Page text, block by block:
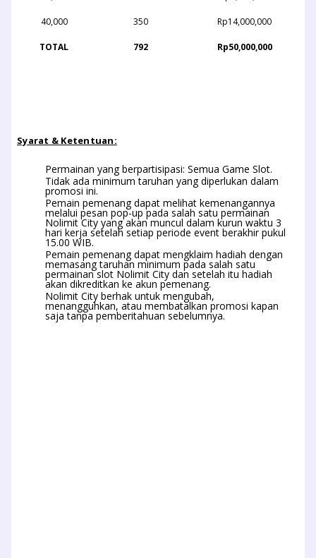
40,000 350 Rp14,000,000
TOTAL 792 Rp50,000,000
Syarat & Ketentuan:
Permainan yang berpartisipasi: Semua Game Slot.
Tidak ada minimum taruhan yang diperlukan dalam
promosi ini.
Pemain pemenang dapat melihat kemenangannya
melalui pesan pop-up pada salah satu permainan
Nolimit City yang akan muncul dalam kurun waktu 3
hari kerja setelah setiap periode event berakhir pukul
15.00 WIB.
Pemain pemenang dapat mengklaim hadiah dengan
memasang taruhan minimum pada salah satu
permainan slot Nolimit City dan setelah itu hadiah
akan dikreditkan ke akun pemenang.
Nolimit City berhak untuk mengubah,
menangguhkan, atau membatalkan promosi kapan
saja tanpa pemberitahuan sebelumnya.